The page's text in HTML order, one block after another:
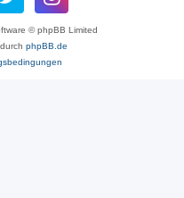
© phpBB Limited
phpBB.de